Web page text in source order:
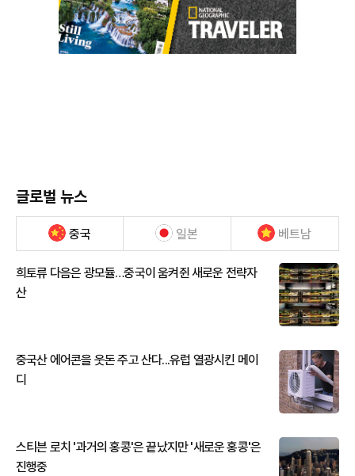
글로벌 뉴스
중국 일본 베트남
희토류 다음은 광모듈…중국이 움켜쥔 새로운 전략자
산
중국산 에어콘을 웃돈 주고 산다...유럽 열광시킨 메이
디
스티븐 로치 '과거의 홍콩'은 끝났지만 '새로운 홍콩'은
진행중